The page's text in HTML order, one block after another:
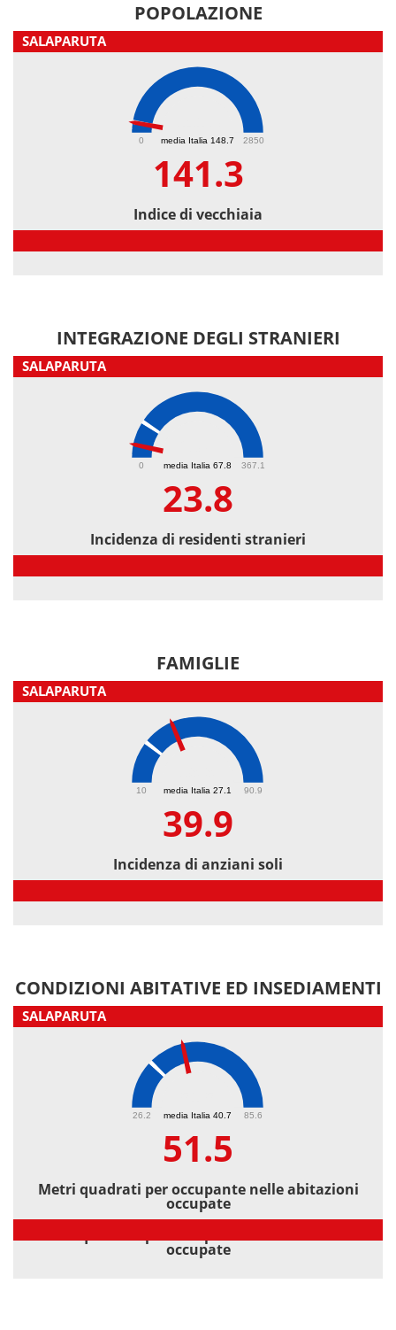
POPOLAZIONE
SALAPARUTA
media Italia 148.7
0 2850
141.3
Indice di vecchiaia
INTEGRAZIONE DEGLI STRANIERI
SALAPARUTA
media Italia 67.8
0 367.1
23.8
Incidenza di residenti stranieri
FAMIGLIE
SALAPARUTA
media Italia 27.1
10 90.9
39.9
Incidenza di anziani soli
CONDIZIONI ABITATIVE ED INSEDIAMENTI
SALAPARUTA
media Italia 40.7
26.2 85.6
51.5
Metri quadrati per occupante nelle abitazioni
occupate
occupate